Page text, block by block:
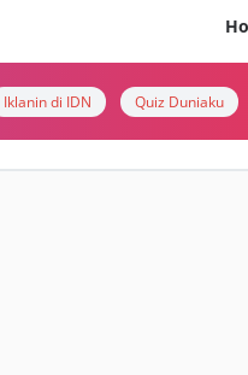
Iklanin di IDN Quiz Duniaku